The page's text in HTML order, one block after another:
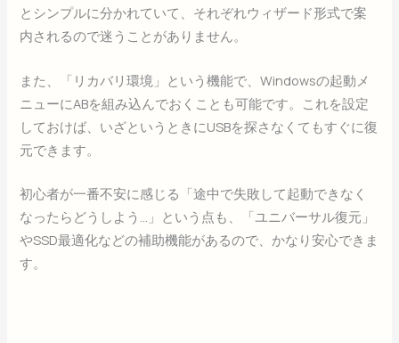
とシンプルに分かれていて、それぞれウィザード形式で案
内されるので迷うことがありません。
また、「リカバリ環境」という機能で、Windowsの起動メ
ニューにABを組み込んでおくことも可能です。これを設定
しておけば、いざというときにUSBを探さなくてもすぐに復
元できます。
初心者が一番不安に感じる「途中で失敗して起動できなく
なったらどうしよう…」という点も、「ユニバーサル復元」
やSSD最適化などの補助機能があるので、かなり安心できま
す。